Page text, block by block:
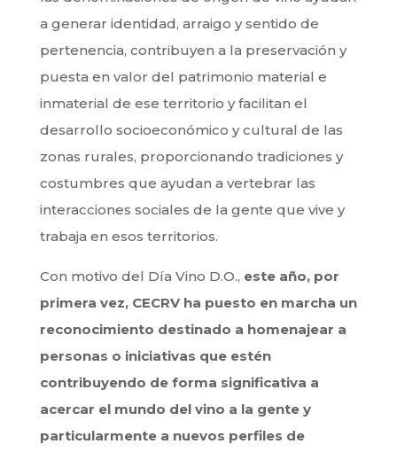
a generar identidad, arraigo y sentido de
pertenencia, contribuyen a la preservación y
puesta en valor del patrimonio material e
inmaterial de ese territorio y facilitan el
desarrollo socioeconómico y cultural de las
zonas rurales, proporcionando tradiciones y
costumbres que ayudan a vertebrar las
interacciones sociales de la gente que vive y
trabaja en esos territorios.
Con motivo del Día Vino D.O., este año, por
primera vez, CECRV ha puesto en marcha un
reconocimiento destinado a homenajear a
personas o iniciativas que estén
contribuyendo de forma significativa a
acercar el mundo del vino a la gente y
particularmente a nuevos perfiles de